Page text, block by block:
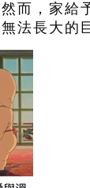
而，家給
法長大的